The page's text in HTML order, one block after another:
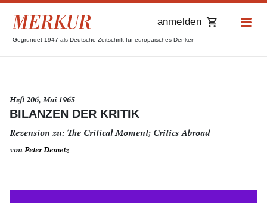
Gegründet 1947 als Deutsche Zeitschrift für europäisches Denken
anmelden
Heft 206, Mai 1965
BILANZEN DER KRITIK
Rezension zu: The Critical Moment; Critics Abroad
vonPeter Demetz